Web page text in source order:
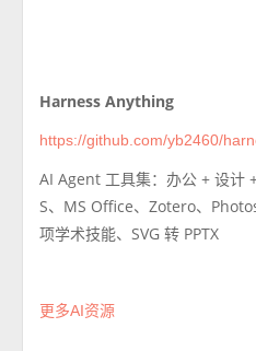
Harness Anything
https://github.com/yb2460/
AI Agent 工具集：办公 + 设计
S、MS Office、Zotero、
项学术技能、SVG 转 PPTX
更多AI资源